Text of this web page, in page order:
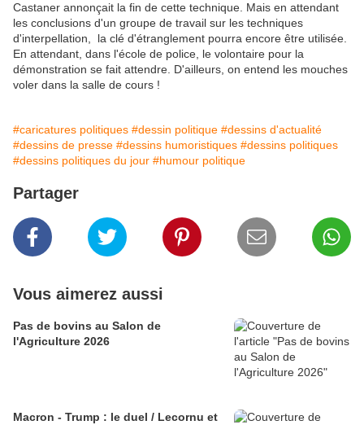
Castaner annonçait la fin de cette technique. Mais en attendant
les conclusions d'un groupe de travail sur les techniques
d'interpellation, la clé d'étranglement pourra encore être utilisée.
En attendant, dans l'école de police, le volontaire pour la
démonstration se fait attendre. D'ailleurs, on entend les mouches
voler dans la salle de cours !
#caricatures politiques #dessin politique #dessins d'actualité
#dessins de presse #dessins humoristiques #dessins politiques
#dessins politiques du jour #humour politique
Partager
Vous aimerez aussi
Pas de bovins au Salon de
l'Agriculture 2026
Macron - Trump : le duel / Lecornu et